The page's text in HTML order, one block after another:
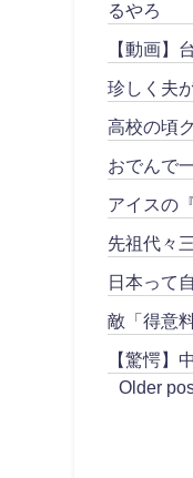
るやろ
【動画】
珍しく夫
高校の頃
おでんで
アイスの
先祖代々
日本って
敵「得意
【驚愕】
Older